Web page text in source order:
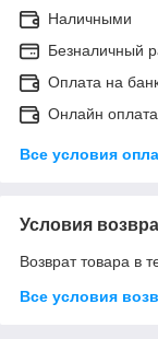
Наличными
Безналичный
Оплата на
Онлайн оплата
Все условия
Условия
Возврат товара в
Все условия